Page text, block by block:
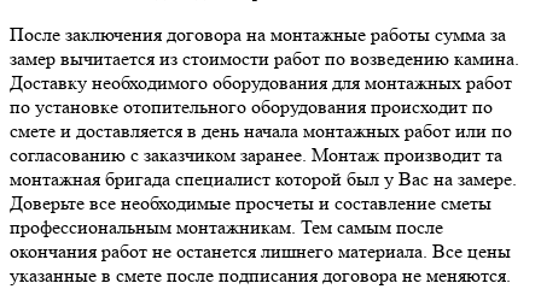
После заключения договора на монтажные работы сумма за
замер вычитается из стоимости работ по возведению камина.
Доставку необходимого оборудования для монтажных работ
по установке отопительного оборудования происходит по
смете и доставляется в день начала монтажных работ или по
согласованию с заказчиком заранее. Монтаж производит та
монтажная бригада специалист которой был у Вас на замере.
Доверьте все необходимые просчеты и составление сметы
профессиональным монтажникам. Тем самым после
окончания работ не останется лишнего материала. Все цены
указанные в смете после подписания договора не меняются.